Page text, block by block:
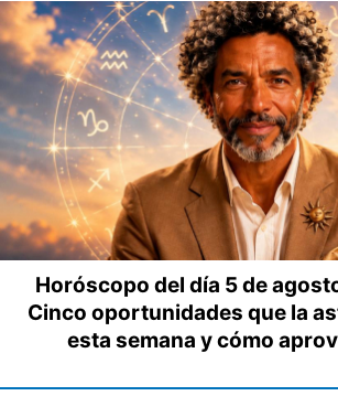
Horóscopo del día 5 de
Cinco oportunidades que la
esta semana y cómo